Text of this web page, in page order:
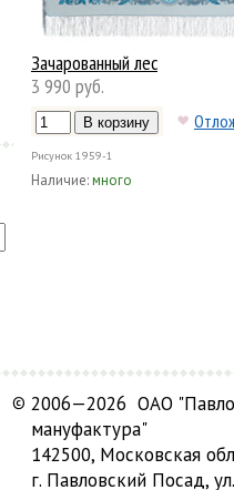
Зачарованный лес
3 990 руб.
Рисунок 1959-1
Наличие:много
© 2006—2026 ОАО
мануфактура"
142500, Московская
г. Павловский Посад,